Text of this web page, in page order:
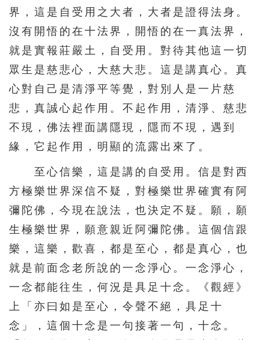
316 317 318 319 320
321 322 323 324 325
326 327 328 329 330
331 332 333 334 335
336 337 338 339 340
346 347 348 349
351 352 353 354 355
356 357 358 359 360
361 362 363 364 365
366 367 368 369 370
371 372 373 374 375
381 382 383 384
387 388 389
界，這是自受用之大者，大者是證得法身。
沒有開悟的在十法界，開悟的在一真法界，
就是實報莊嚴土，自受用。對待其他這一切
眾生是慈悲心，大慈大悲。這是講真心。真
心對自己是清淨平等覺，對別人是一片慈
悲，真誠心起作用。不起作用，清淨、慈悲
不現，佛法裡面講隱現，隱而不現，遇到
緣，它起作用，明顯的流露出來了。
至心信樂，這是講的自受用。信是對西
方極樂世界深信不疑，對極樂世界確實有阿
彌陀佛，今現在說法，也決定不疑。願，願
生極樂世界，願意親近阿彌陀佛。這個信跟
樂，這樂，歡喜，都是至心，都是真心，也
就是前面念老所說的一念淨心。一念淨心，
一念都能往生，何況是具足十念。《觀經》
上「亦曰如是至心，令聲不絕，具足十
念」，這個十念是一句接著一句，十念。